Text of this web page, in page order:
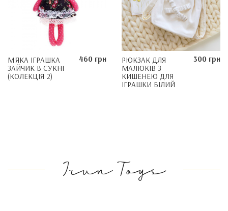
М'ЯКА ІГРАШКА
ЗАЙЧИК В СУКНІ
(КОЛЕКЦІЯ 2)
460 грн
РЮКЗАК ДЛЯ
МАЛЮКІВ З
КИШЕНЕЮ ДЛЯ
ІГРАШКИ БІЛИЙ
300 грн
Irun Toys